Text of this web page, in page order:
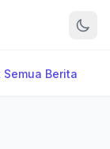
Semua Berita